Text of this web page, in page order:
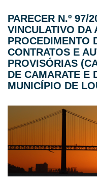
PARECER N.º 97/
VINCULATIVO DA
PROCEDIMENTO
CONTRATOS E
PROVISÓRIAS
DE CAMARATE E
MUNICÍPIO DE